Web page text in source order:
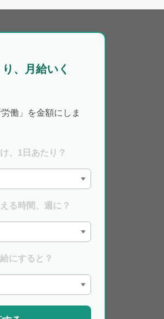
、月給いく
働」を金額にしま
、1日あたり？
る時間、週に？
にすると？